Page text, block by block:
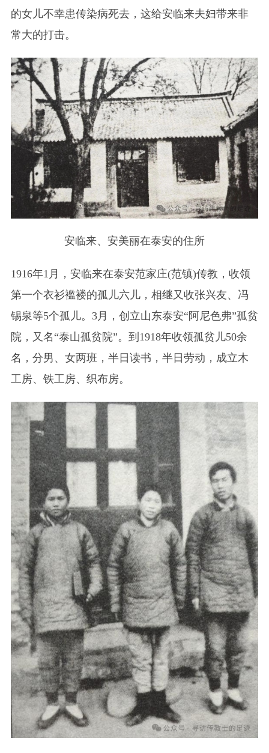
的女儿不幸患传染病死去，这给安临来夫妇带来非
常大的打击。
安临来、安美丽在泰安的住所
1916年1月，安临来在泰安范家庄(范镇)传教，收领
第一个衣衫褴褛的孤儿六儿，相继又收张兴友、冯
锡泉等5个孤儿。3月，创立山东泰安“阿尼色弗”孤贫
院，又名“泰山孤贫院”。到1918年收领孤贫儿50余
名，分男、女两班，半日读书，半日劳动，成立木
工房、铁工房、织布房。